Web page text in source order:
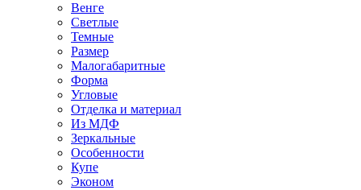
Венге
Светлые
Темные
Размер
Малогабаритные
Форма
Угловые
Отделка и материал
Из МДФ
Зеркальные
Особенности
Купе
Эконом